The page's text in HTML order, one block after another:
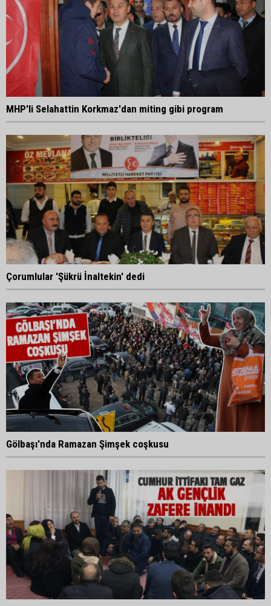
MHP'li Selahattin Korkmaz'dan miting gibi program
Çorumlular 'Şükrü İnaltekin' dedi
Gölbaşı'nda Ramazan Şimşek coşkusu